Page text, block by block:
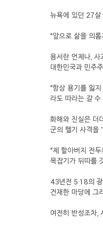
뉴욕에 있던 27살
"앞으로 삶을 의
용서란 언제나,
대한민국과 민주
"항상 용기를 잃
라도 따라는 갈
화해와 진실은 더
군의 헬기 사격을
"제 할아버지 전
목잡기가 뒤따를
43년전 5·18의
건재한 마당에 그
여전히 반성조차,